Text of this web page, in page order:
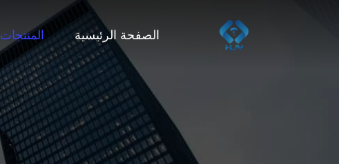
الصفحة الرئيسية المنتجات